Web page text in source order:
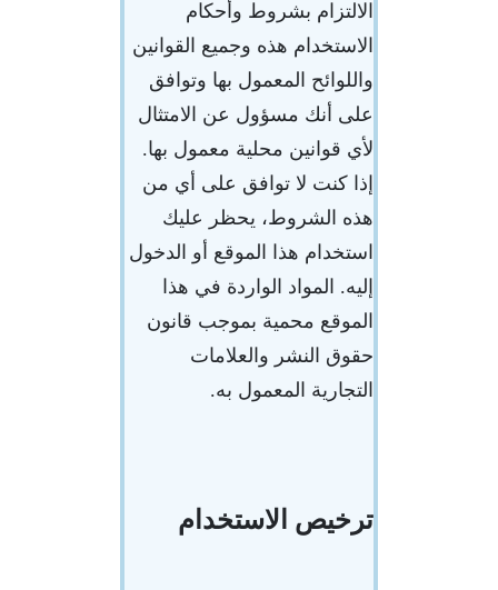
الالتزام بشروط وأحكام
الاستخدام هذه وجميع القوانين
واللوائح المعمول بها وتوافق
على أنك مسؤول عن الامتثال
لأي قوانين محلية معمول بها.
إذا كنت لا توافق على أي من
هذه الشروط، يحظر عليك
استخدام هذا الموقع أو الدخول
إليه. المواد الواردة في هذا
الموقع محمية بموجب قانون
حقوق النشر والعلامات
التجارية المعمول به.
ترخيص الاستخدام